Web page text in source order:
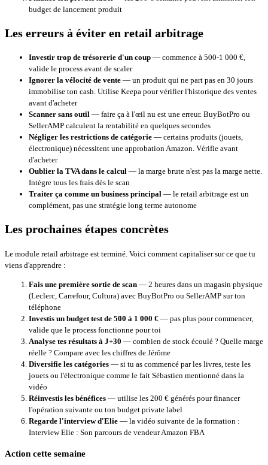
budget de lancement produit
Les erreurs à éviter en retail arbitrage
Investir trop de trésorerie d'un coup — commence à 500-1 000 €,
valide le process avant de scaler
Ignorer la vélocité de vente — un produit qui ne part pas en 30 jours
immobilise ton cash. Utilise Keepa pour vérifier l'historique des ventes
avant d'acheter
Scanner sans outil — faire ça à l'œil nu est une erreur. BuyBotPro ou
SellerAMP calculent la rentabilité en quelques secondes
Négliger les restrictions de catégorie — certains produits (jouets,
électronique) nécessitent une approbation Amazon. Vérifie avant
d'acheter
Oublier la TVA dans le calcul — la marge brute n'est pas la marge nette.
Intègre tous les frais dès le scan
Traiter ça comme un business principal — le retail arbitrage est un
complément, pas une stratégie long terme autonome
Les prochaines étapes concrètes
Le module retail arbitrage est terminé. Voici comment capitaliser sur ce que tu
viens d'apprendre :
Fais une première sortie de scan — 2 heures dans un magasin physique
(Leclerc, Carrefour, Cultura) avec BuyBotPro ou SellerAMP sur ton
téléphone
Investis un budget test de 500 à 1 000 € — pas plus pour commencer,
valide que le process fonctionne pour toi
Analyse tes résultats à J+30 — combien de stock écoulé ? Quelle marge
réelle ? Compare avec les chiffres de Jérôme
Diversifie les catégories — si tu as commencé par les livres, teste les
jouets ou l'électronique comme le fait Sébastien mentionné dans la
vidéo
Réinvestis les bénéfices — utilise les 200 € générés pour financer
l'opération suivante ou ton budget private label
Regarde l'interview d'Elie — la vidéo suivante de la formation :
Interview Elie : Son parcours de vendeur Amazon FBA
Action cette semaine